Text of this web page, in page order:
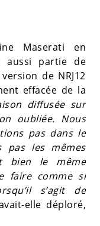
Maserati en
aussi partie de
de NRJ12
effacée de la
diffusée sur
oubliée. Nous
pas dans le
pas les mêmes
bien le même
faire comme si
s’agit de
elle déploré,